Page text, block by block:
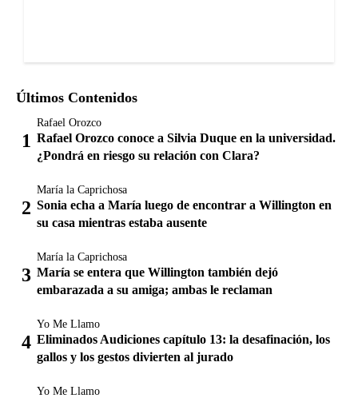
Últimos Contenidos
Rafael Orozco
Rafael Orozco conoce a Silvia Duque en la universidad.
¿Pondrá en riesgo su relación con Clara?
María la Caprichosa
Sonia echa a María luego de encontrar a Willington en
su casa mientras estaba ausente
María la Caprichosa
María se entera que Willington también dejó
embarazada a su amiga; ambas le reclaman
Yo Me Llamo
Eliminados Audiciones capítulo 13: la desafinación, los
gallos y los gestos divierten al jurado
Yo Me Llamo